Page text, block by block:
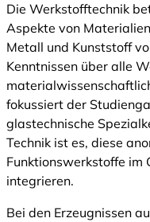
Die Werkstofftechnik
Aspekte von
Metall und Kunststoff
Kenntnissen über alle
fokussiert der
glastechnische
Technik ist es, diese
Funktionswerkstoffe im
integrieren.
Bei den Erzeugnissen